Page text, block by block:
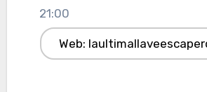
21:00
Web: